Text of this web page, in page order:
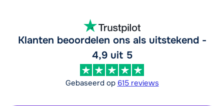
Klanten beoordelen ons als uitstekend -
4,9 uit 5
Gebaseerd op 615 reviews